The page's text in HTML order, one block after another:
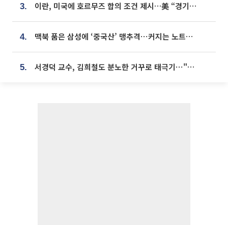
3. 이란, 미국에 호르무즈 합의 조건 제시…美 “경기 아직 안 끝나” [종합]
4. 맥북 품은 삼성에 ‘중국산’ 맹추격⋯커지는 노트북 OLED 시장
5. 서경덕 교수, 김희철도 분노한 거꾸로 태극기⋯"엉터리는 아냐, 아쉬울 뿐"